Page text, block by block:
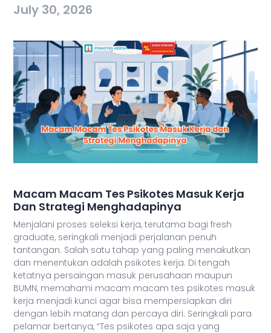
July 30, 2026
Macam Macam Tes Psikotes Masuk Kerja
Dan Strategi Menghadapinya
Menjalani proses seleksi kerja, terutama bagi fresh
graduate, seringkali menjadi perjalanan penuh
tantangan. Salah satu tahap yang paling menakutkan
dan menentukan adalah psikotes kerja. Di tengah
ketatnya persaingan masuk perusahaan maupun
BUMN, memahami macam macam tes psikotes masuk
kerja menjadi kunci agar bisa mempersiapkan diri
dengan lebih matang dan percaya diri. Seringkali para
pelamar bertanya, “Tes psikotes apa saja yang